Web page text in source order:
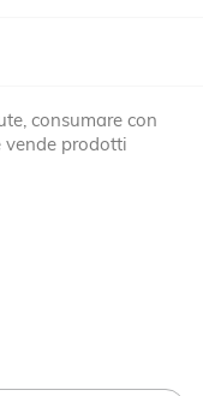
consumare con
vende prodotti